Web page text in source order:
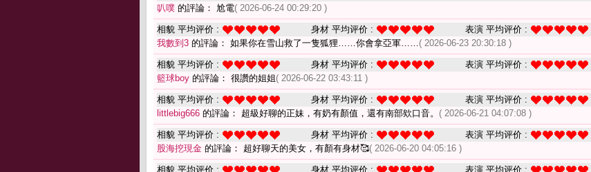
叭噗 的評論： 尬電( 2026-06-24 00:29:20 )
相貌 平均评价 : 身材 平均评价 : 表演 平均评价 :
我數到3 的評論： 如果你在雪山救了一隻狐狸……你會拿亞軍……( 2026-06-23 20:30:18 )
相貌 平均评价 : 身材 平均评价 : 表演 平均评价 :
籃球boy 的評論： 很讚的姐姐( 2026-06-22 03:43:11 )
相貌 平均评价 : 身材 平均评价 : 表演 平均评价 :
littlebig666 的評論： 超級好聊的正妹，有奶有顏值，還有南部欸口音。 ( 2026-06-21 04:07:08 )
相貌 平均评价 : 身材 平均评价 : 表演 平均评价 :
股海挖現金 的評論： 超好聊天的美女，有顏有身材🥰( 2026-06-20 04:05:16 )
相貌 平均评价 : 身材 平均评价 : 表演 平均评价 :